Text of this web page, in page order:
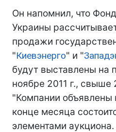
Он напомнил, что
Украины
продажи
"Киевэнерго" и "
будут выставлены на
ноябре 2011 г., свыше
"Компании объявлены
конце месяца
элементами